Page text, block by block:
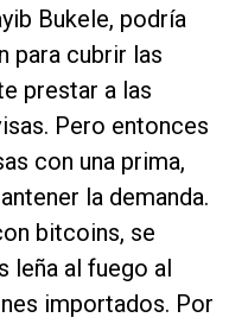
Bukele, podría
para cubrir las
prestar a las
Pero entonces
con una prima,
la demanda.
bitcoins, se
leña al fuego al
importados. Por